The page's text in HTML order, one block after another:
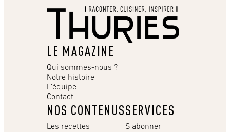
LE MAGAZINE
Qui sommes-nous ?
Notre histoire
L’équipe
Contact
NOS CONTENUS
Les recettes
SERVICES
S'abonner